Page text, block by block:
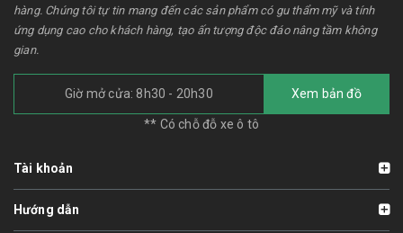
hàng. Chúng tôi tự tin mang đến các sản phẩm có gu thẩm mỹ và tính
ứng dụng cao cho khách hàng, tạo ấn tượng độc đáo nâng tầm không
gian.
Giờ mở cửa: 8h30 - 20h30 Xem bản đồ
** Có chỗ đỗ xe ô tô
Tài khoản
Hướng dẫn